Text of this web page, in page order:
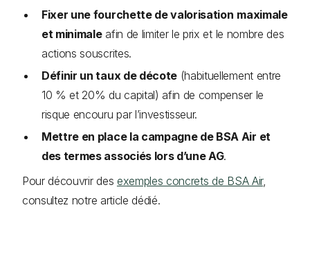
Fixer une fourchette de valorisation maximale
et minimaleafin de limiter le prix et le nombre des
actions souscrites.
Définir un taux de décote (habituellement entre
10 % et 20% du capital) afin de compenser le
risque encouru par l’investisseur.
Mettre en place la campagne de BSA Air et
des termes associés lors d’une AG.
Pour découvrir des exemples concrets de BSA Air,
consultez notre article dédié.